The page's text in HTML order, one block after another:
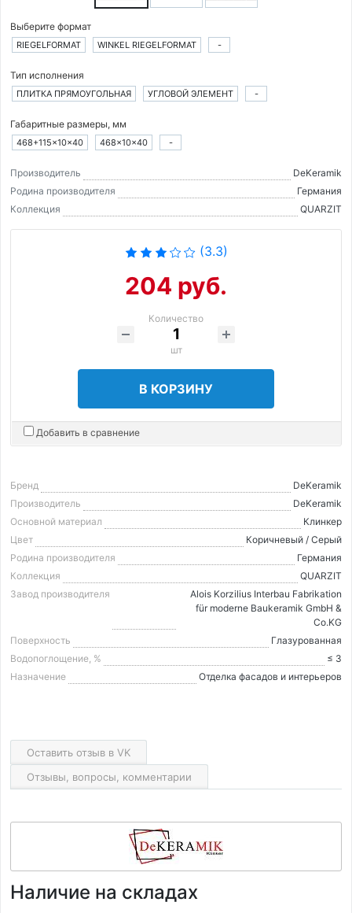
Выберите формат
RIEGELFORMAT WINKEL RIEGELFORMAT -
Тип исполнения
ПЛИТКА ПРЯМОУГОЛЬНАЯ УГЛОВОЙ ЭЛЕМЕНТ -
Габаритные размеры, мм
468+115×10×40 468×10×40 -
Производитель
DeKeramik
Родина производителя
Германия
Коллекция
QUARZIT
(3.3)
204 руб.
Количество
шт
В КОРЗИНУ
Добавить в сравнение
Бренд
DeKeramik
Производитель
DeKeramik
Основной материал
Клинкер
Цвет
Коричневый / Серый
Родина производителя
Германия
Коллекция
QUARZIT
Завод производителя
Alois Korzilius Interbau Fabrikation
für moderne Baukeramik GmbH &
Co.KG
Поверхность
Глазурованная
Водопоглощение, %
≤ 3
Назначение
Отделка фасадов и интерьеров
Оставить отзыв в VK
Отзывы, вопросы, комментарии
Наличие на складах